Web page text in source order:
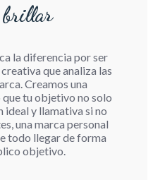
brillar
la diferencia por ser
que analiza las
Creamos una
tu objetivo no solo
ideal y llamativa si no
una marca personal
todo llegar de forma
objetivo.